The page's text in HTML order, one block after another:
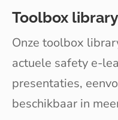
Toolbox library
Onze toolbox
actuele safety e-
presentaties,
beschikbaar in